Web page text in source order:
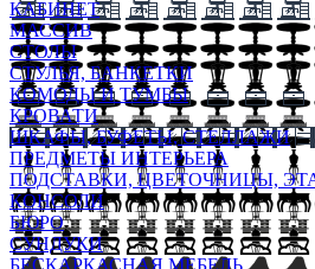
КАБИНЕТ
МАССИВ
СТОЛЫ
СТУЛЬЯ, БАНКЕТКИ
КОМОДЫ И ТУМБЫ
КРОВАТИ
ШКАФЫ, БУФЕТЫ, СТЕЛЛАЖИ
ПРЕДМЕТЫ ИНТЕРЬЕРА
ПОДСТАВКИ, ЦВЕТОЧНИЦЫ,
КОНСОЛИ
БЮРО
СУНДУКИ